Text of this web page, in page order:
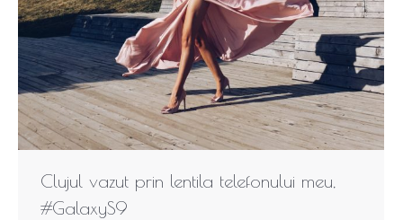
Clujul vazut prin lentila telefonului meu,
#GalaxyS9